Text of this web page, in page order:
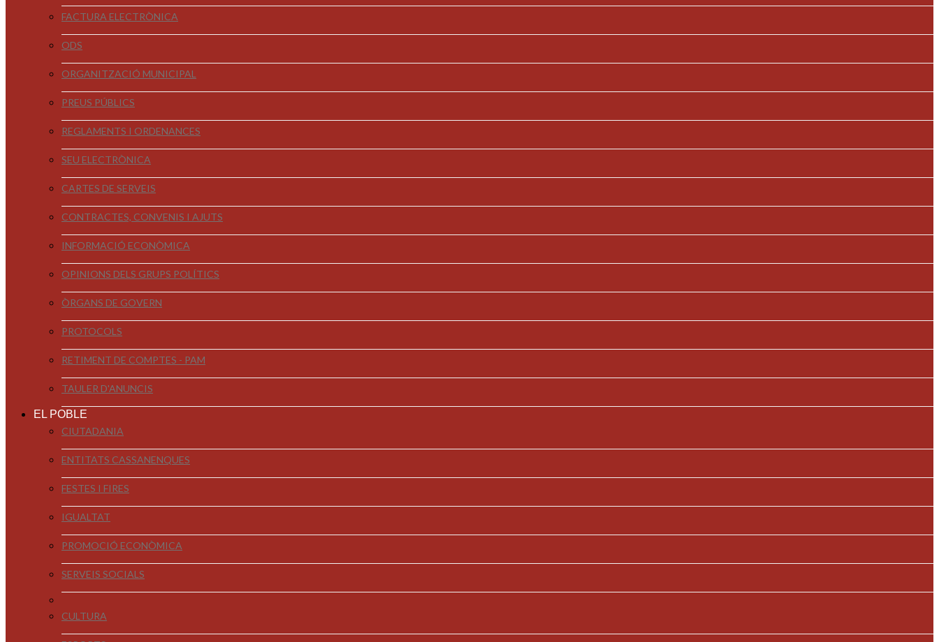
FACTURA ELECTRÒNICA
ODS
ORGANITZACIÓ MUNICIPAL
PREUS PÚBLICS
REGLAMENTS I ORDENANCES
SEU ELECTRÒNICA
CARTES DE SERVEIS
CONTRACTES, CONVENIS I AJUTS
INFORMACIÓ ECONÒMICA
OPINIONS DELS GRUPS POLÍTICS
ÒRGANS DE GOVERN
PROTOCOLS
RETIMENT DE COMPTES - PAM
TAULER D'ANUNCIS
EL POBLE
CIUTADANIA
ENTITATS CASSANENQUES
FESTES I FIRES
IGUALTAT
PROMOCIÓ ECONÒMICA
SERVEIS SOCIALS
CULTURA